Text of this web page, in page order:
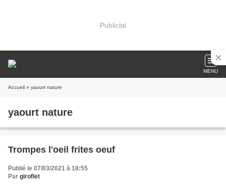
Publicité
MENU
Accueil » yaourt nature
yaourt nature
Trompes l'oeil frites oeuf
Publié le 07/03/2021 à 18:55
Par giroflet